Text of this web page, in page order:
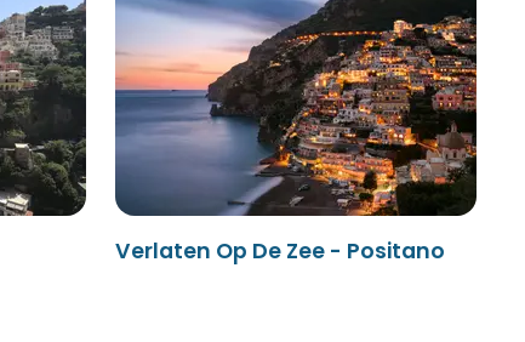
Verlaten Op De Zee - Positano